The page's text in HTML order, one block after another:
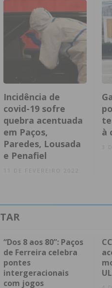
Incidência de
covid-19 sofre
quebra acentuada
em Paços,
Paredes, Lousada
e Penafiel
à
“Dos 8 aos 80”: Paços
de Ferreira celebra
pontes
intergeracionais
com jogos